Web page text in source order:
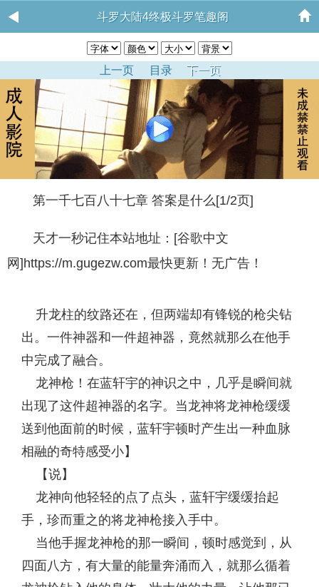
斗罗大陆4终极斗罗笔趣阁
上一页 目录 下一页
第一千七百八十七章 答案是什么[1/2页]
天才一秒记住本站地址：[谷歌中文
网]https://m.gugezw.com最快更新！无广告！
升龙柱的纹路还在，但两端却有锋锐的枪尖钻
出。一件神器和一件超神器，竟然就那么在他手
中完成了融合。
龙神枪！在蓝轩宇的神识之中，几乎是瞬间就
出现了这件超神器的名字。当龙神将龙神枪缓缓
送到他面前的时候，蓝轩宇顿时产生出一种血脉
相融的奇特感受小】
【说】
龙神向他轻轻的点了点头，蓝轩宇缓缓抬起
手，珍而重之的将龙神枪接入手中。
当他手握龙神枪的那一瞬间，顿时感觉到，从
四面八方，有大量的能量奔涌而入，就那么循着